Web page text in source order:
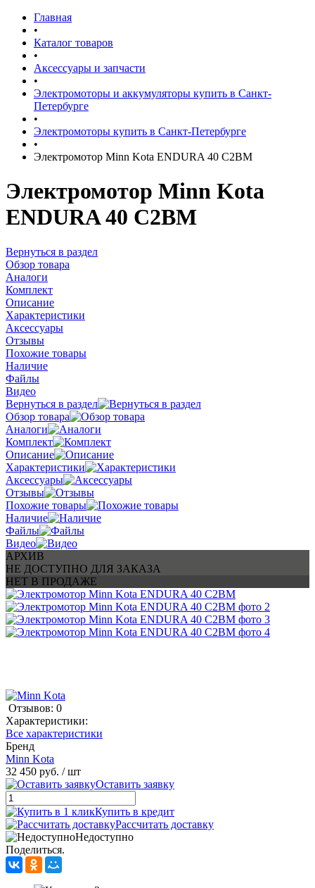
Главная
•
Каталог товаров
•
Аксессуары и запчасти
•
Электромоторы и аккумуляторы купить в Санкт-
Петербурге
•
Электромоторы купить в Санкт-Петербурге
•
Электромотор Minn Kota ENDURA 40 C2BM
Электромотор Minn Kota
ENDURA 40 C2BM
Вернуться в раздел
Обзор товара
Аналоги
Комплект
Описание
Характеристики
Аксессуары
Отзывы
Похожие товары
Наличие
Файлы
Видео
Вернуться в раздел
Обзор товара
Аналоги
Комплект
Описание
Характеристики
Аксессуары
Отзывы
Похожие товары
Наличие
Файлы
Видео
АРХИВ
НЕ ДОСТУПНО ДЛЯ ЗАКАЗА
НЕТ В ПРОДАЖЕ
Отзывов: 0
Характеристики:
Все характеристики
Бренд
Minn Kota
32 450 руб. / шт
Оставить заявку
Купить в кредит
Рассчитать доставку
Недоступно
Поделиться.